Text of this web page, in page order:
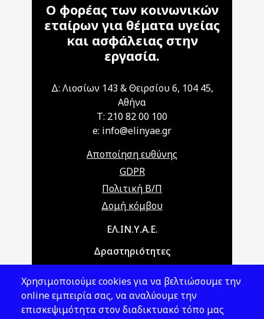
Ο φορέας των κοινωνικών
εταίρων για θέματα υγείας
και ασφάλειας στην
εργασία.
Δ: Λιοσίων 143 & Θειρσίου 6, 104 45,
Αθήνα
T: 210 82 00 100
e: info@elinyae.gr
Αποποίηση ευθύνης
GDPR
Πολιτική Β/Π
Δομή κόμβου
Main navigationΕΛ.ΙΝ.Υ.Α.Ε.
Δραστηριότητες
Νομοθεσία
Χρησιμοποιούμε cookies για να βελτιώσουμε την
online εμπειρία σας, να αναλύουμε την
επισκεψιμότητα στον διαδικτυακό τόπο μας